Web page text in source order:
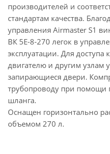
производителей и
стандартам качества.
управления Airmaster S1
ВК 5E-8-270 легок в
эксплуатации. Для доступа
двигателю и другим узлам
запирающиеся двери.
трубопроводу при помощи
шланга.
Оснащен горизонтально
объемом 270 л.